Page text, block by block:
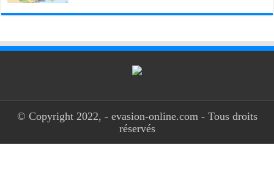
© Copyright 2022, - evasion-online.com - Tous droits
réservés